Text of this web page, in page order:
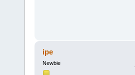
ipe
Newbie